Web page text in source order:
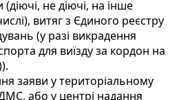
не діючі, на інше
витяг з Єдиного реєстру
(у разі викрадення
для виїзду за кордон на
заяви у територіальному
ДМС, або у центрі надання